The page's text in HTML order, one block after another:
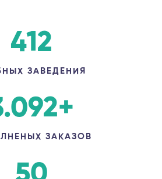
412
ЗАВЕДЕНИЯ
+
ЗАКАЗОВ